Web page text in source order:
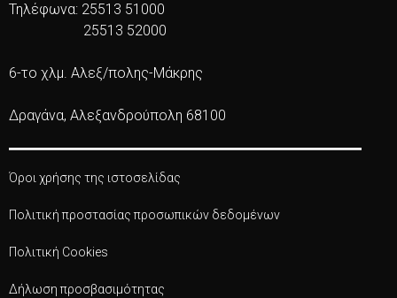
Τηλέφωνα: 25513 51000
25513 52000
6-το χλμ. Αλεξ/πολης-Μάκρης
Δραγάνα, Αλεξανδρούπολη 68100
Όροι χρήσης της ιστοσελίδας
Πολιτική προστασίας προσωπικών δεδομένων
Πολιτική Cookies
Δήλωση προσβασιμότητας